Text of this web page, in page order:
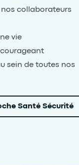
collaborateurs
vie
sein de toutes nos
Santé Sécurité